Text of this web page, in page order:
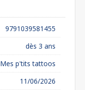
9791039581455
dès 3 ans
Mes p'tits tattoos
11/06/2026